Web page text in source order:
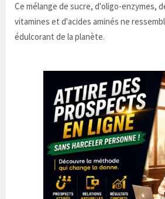
Ce mélange de sucre, d'oligo-enzymes,
vitamines et d'acides aminés ne
édulcorant de la planète.